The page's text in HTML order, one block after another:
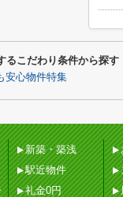
るこだわり条件から探す
安心物件特集
新築・築浅
駅近物件
礼金0円